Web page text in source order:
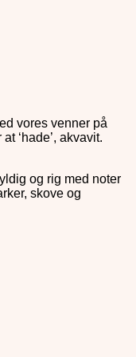
vores venner på
‘hade’, akvavit.
og rig med noter
skove og